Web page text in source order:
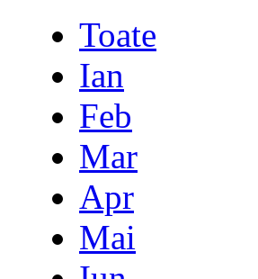
Toate
Ian
Feb
Mar
Apr
Mai